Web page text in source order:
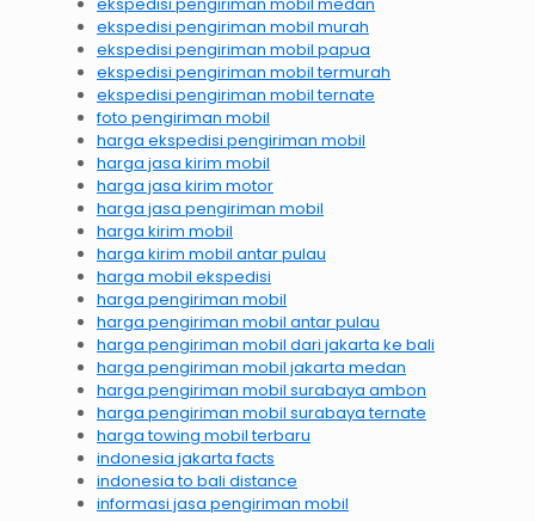
ekspedisi pengiriman mobil murah
ekspedisi pengiriman mobil papua
ekspedisi pengiriman mobil termurah
ekspedisi pengiriman mobil ternate
foto pengiriman mobil
harga ekspedisi pengiriman mobil
harga jasa kirim mobil
harga jasa kirim motor
harga jasa pengiriman mobil
harga kirim mobil
harga kirim mobil antar pulau
harga mobil ekspedisi
harga pengiriman mobil
harga pengiriman mobil antar pulau
harga pengiriman mobil dari jakarta ke bali
harga pengiriman mobil jakarta medan
harga pengiriman mobil surabaya ambon
harga pengiriman mobil surabaya ternate
harga towing mobil terbaru
indonesia jakarta facts
indonesia to bali distance
informasi jasa pengiriman mobil